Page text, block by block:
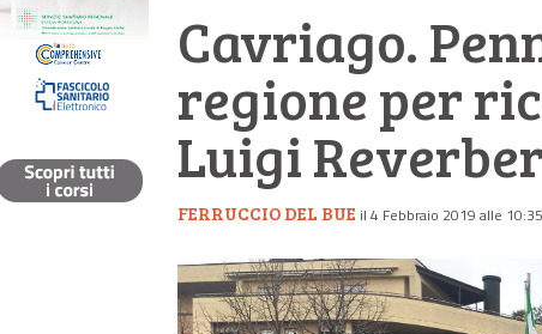
Cavriago.
regione per
Luigi
FERRUCCIO DEL BUE il 4 Febbraio 2019 alle 10:35